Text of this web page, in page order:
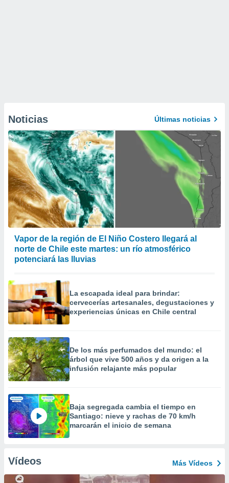
Noticias Últimas noticias
Vapor de la región de El Niño Costero llegará al
norte de Chile este martes: un río atmosférico
potenciará las lluvias
La escapada ideal para brindar:
cervecerías artesanales, degustaciones y
experiencias únicas en Chile central
De los más perfumados del mundo: el
árbol que vive 500 años y da origen a la
infusión relajante más popular
Baja segregada cambia el tiempo en
Santiago: nieve y rachas de 70 km/h
marcarán el inicio de semana
Vídeos Más Vídeos